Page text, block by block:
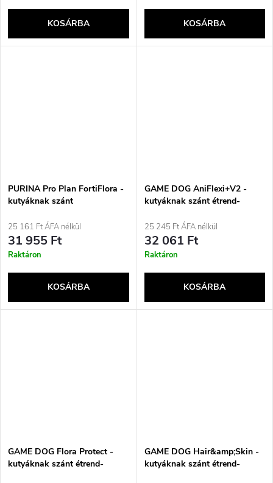
KOSÁRBA KOSÁRBA
PURINA Pro Plan FortiFlora -
kutyáknak szánt
25 161 Ft ÁFA nélkül
31 955 Ft
Raktáron
KOSÁRBA
GAME DOG AniFlexi+V2 -
kutyáknak szánt étrend-
25 245 Ft ÁFA nélkül
32 061 Ft
Raktáron
KOSÁRBA
GAME DOG Flora Protect -
kutyáknak szánt étrend-
GAME DOG Hair&amp;Skin -
kutyáknak szánt étrend-